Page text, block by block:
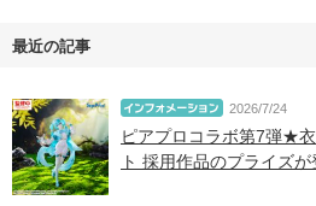
最近の記事
2026/7/24
ピアプロコラボ第7弾★
ト 採用作品のプライズが